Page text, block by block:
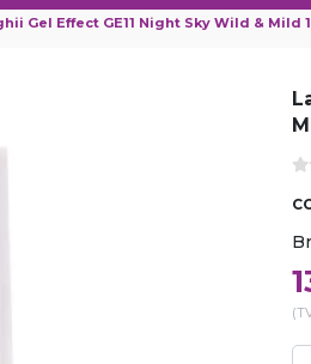
Gel Effect GE11 Night Sky Wild & Mild